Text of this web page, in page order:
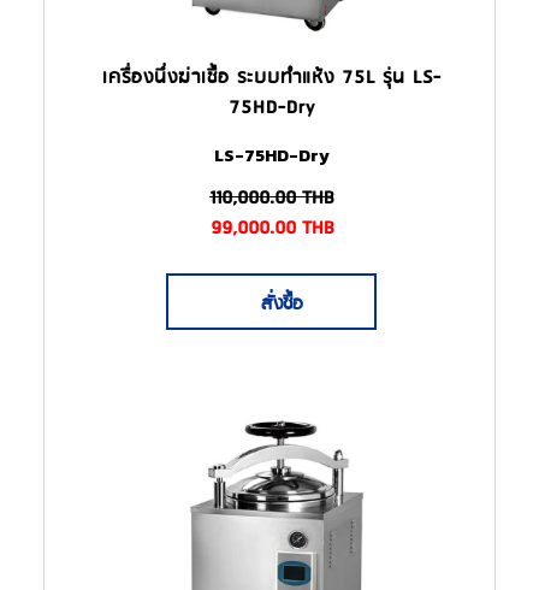
เครื่องนึ่งฆ่าเชื้อ ระบบทำแห้ง 75L รุ่น LS-
75HD-Dry
LS-75HD-Dry
110,000.00THB
99,000.00THB
สั่งซื้อ